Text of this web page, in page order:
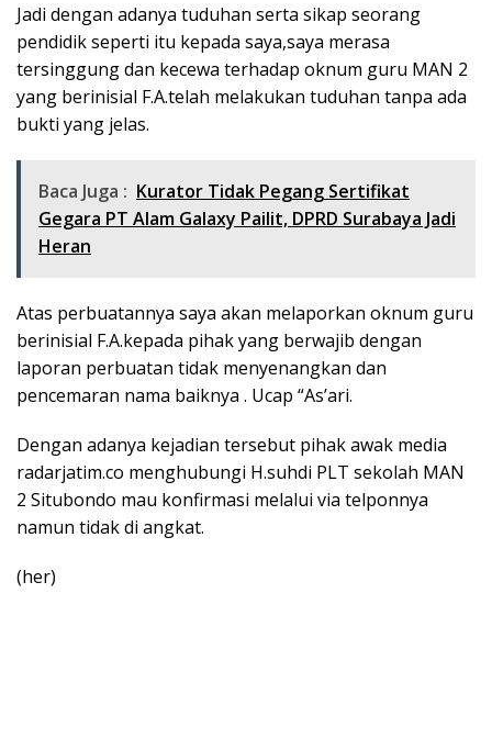
Jadi dengan adanya tuduhan serta sikap seorang
pendidik seperti itu kepada saya,saya merasa
tersinggung dan kecewa terhadap oknum guru MAN 2
yang berinisial F.A.telah melakukan tuduhan tanpa ada
bukti yang jelas.
Baca Juga : Kurator Tidak Pegang Sertifikat
Gegara PT Alam Galaxy Pailit, DPRD Surabaya Jadi
Heran
Atas perbuatannya saya akan melaporkan oknum guru
berinisial F.A.kepada pihak yang berwajib dengan
laporan perbuatan tidak menyenangkan dan
pencemaran nama baiknya . Ucap “As’ari.
Dengan adanya kejadian tersebut pihak awak media
radarjatim.co menghubungi H.suhdi PLT sekolah MAN
2 Situbondo mau konfirmasi melalui via telponnya
namun tidak di angkat.
(her)